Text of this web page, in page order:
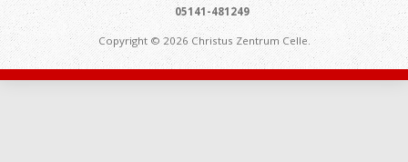
05141-481249
Copyright © 2026 Christus Zentrum Celle.